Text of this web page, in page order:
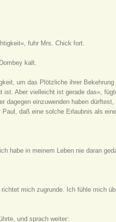
fuhr Mrs. Chick fort.
kalt.
um das Plötzliche ihrer
Aber vielleicht ist gerade das«,
einzuwenden haben
daß eine solche Erlaubnis als
habe in meinem Leben nie daran
mich zugrunde. Ich fühle mich
und sprach weiter: